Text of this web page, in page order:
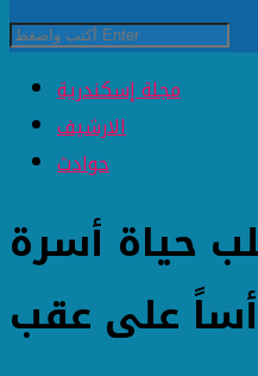
مجلة إسكندرية
الارشيف
حوادث
حياة أسرة
على عقب